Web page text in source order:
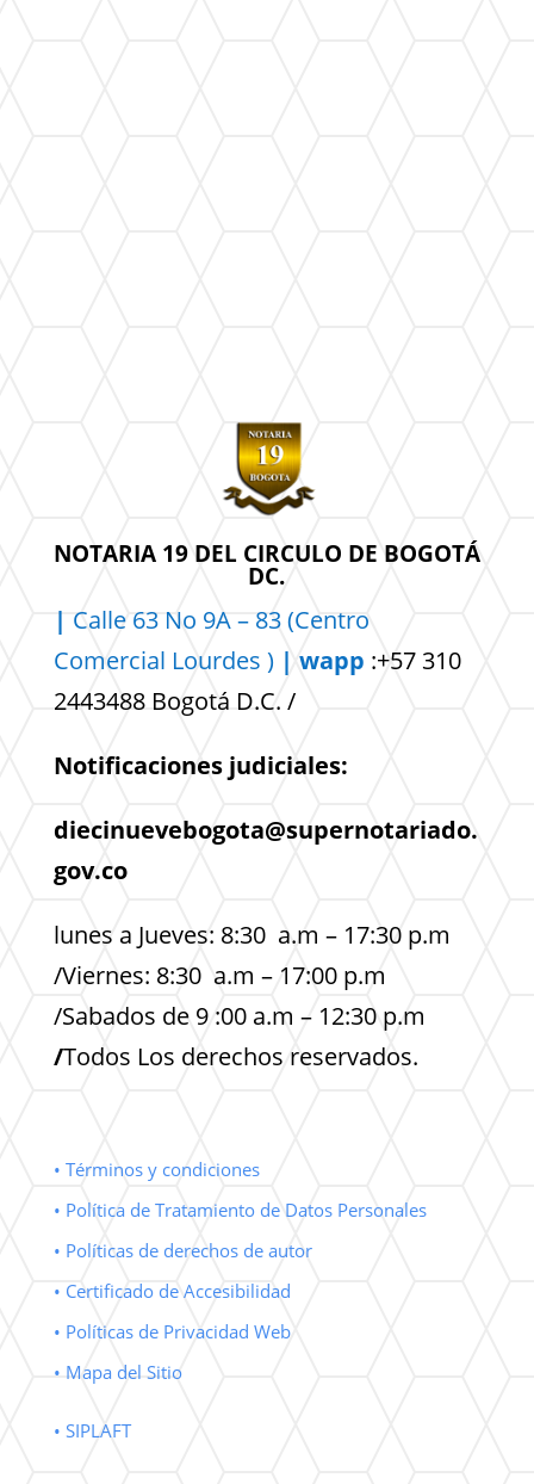
NOTARIA 19 DEL CIRCULO DE BOGOTÁ
DC.
| Calle 63 No 9A – 83 (Centro
Comercial Lourdes ) | wapp :+57 310
2443488 Bogotá D.C. /
Notificaciones judiciales:
diecinuevebogota@supernotariado.
gov.co
lunes a Jueves: 8:30 a.m – 17:30 p.m
/Viernes: 8:30 a.m – 17:00 p.m
/Sabados de 9 :00 a.m – 12:30 p.m
/Todos Los derechos reservados.
• Términos y condiciones
• Política de Tratamiento de Datos Personales
• Políticas de derechos de autor
• Certificado de Accesibilidad
• Políticas de Privacidad Web
• Mapa del Sitio
• SIPLAFT